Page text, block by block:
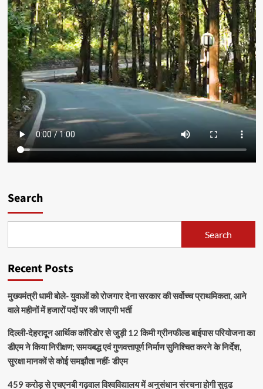
Search
Search
Recent Posts
मुख्यमंत्री धामी बोले- युवाओं को रोजगार देना सरकार की सर्वोच्च प्राथमिकता, आने
वाले महीनों में हजारों पदों पर की जाएगी भर्ती
दिल्ली-देहरादून आर्थिक कॉरिडोर से जुड़ी 12 किमी ग्रीनफील्ड बाईपास परियोजना का
डीएम ने किया निरीक्षण; समयबद्ध एवं गुणवत्तापूर्ण निर्माण सुनिश्चित करने के निर्देश,
सुरक्षा मानकों से कोई समझौता नहींः डीएम
459 करोड़ से एचएनबी गढ़वाल विश्वविद्यालय में अनुसंधान संरचना होगी सुदृढ